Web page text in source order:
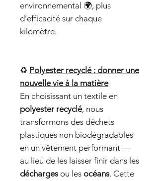
environnemental 🌍, plus
d’efficacité sur chaque
kilomètre.
♻️ Polyester recyclé : donner une
nouvelle vie à la matière
En choisissant un textile en
polyester recyclé, nous
transformons des déchets
plastiques non biodégradables
en un vêtement performant —
au lieu de les laisser finir dans les
déchargesou les océans. Cette